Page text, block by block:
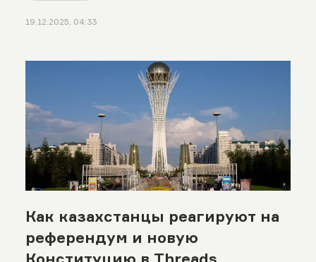
19.12.2025, 04:33
Как казахстанцы реагируют на
референдум и новую